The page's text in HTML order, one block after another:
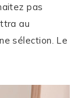
pas
au
sélection. Le